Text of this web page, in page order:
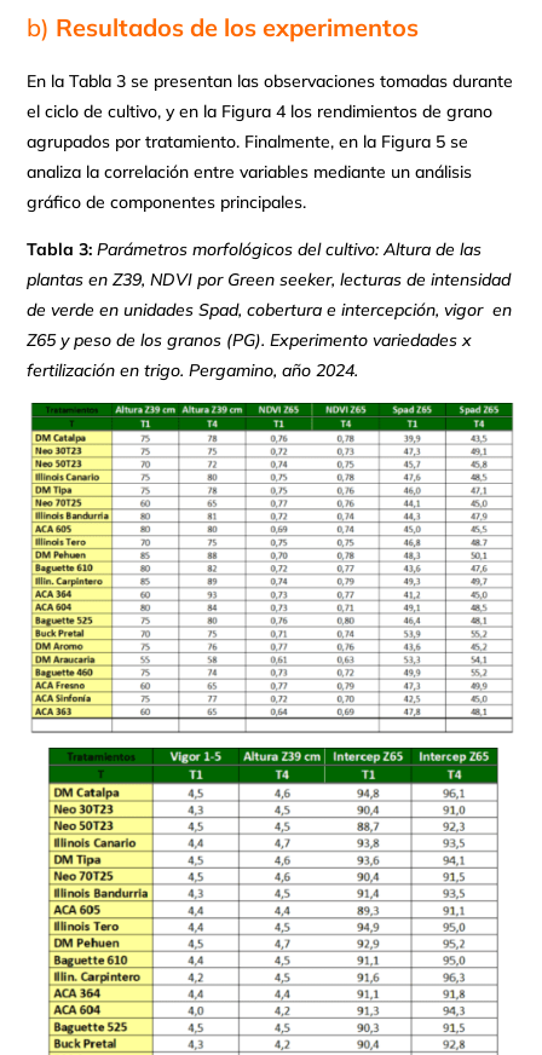
b) Resultados de los experimentos
En la Tabla 3 se presentan las observaciones tomadas durante
el ciclo de cultivo, y en la Figura 4 los rendimientos de grano
agrupados por tratamiento. Finalmente, en la Figura 5 se
analiza la correlación entre variables mediante un análisis
gráfico de componentes principales.
Tabla 3:Parámetros morfológicos del cultivo: Altura de las
plantas en Z39, NDVI por Green seeker, lecturas de intensidad
de verde en unidades Spad, cobertura e intercepción, vigor en
Z65 y peso de los granos (PG). Experimento variedades x
fertilización en trigo. Pergamino, año 2024.